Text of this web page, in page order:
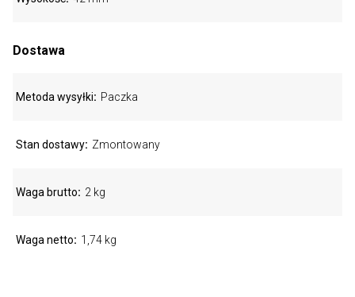
Dostawa
Metoda wysyłki Paczka
Stan dostawy Zmontowany
Waga brutto 2 kg
Waga netto 1,74 kg